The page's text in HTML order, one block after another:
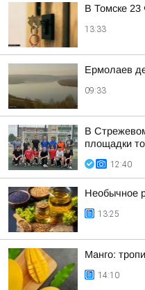
В Томске 23
13:33
Ермолаев
09:33
В
площадки
12:40
Необычное
13:25
Манго:
14:10